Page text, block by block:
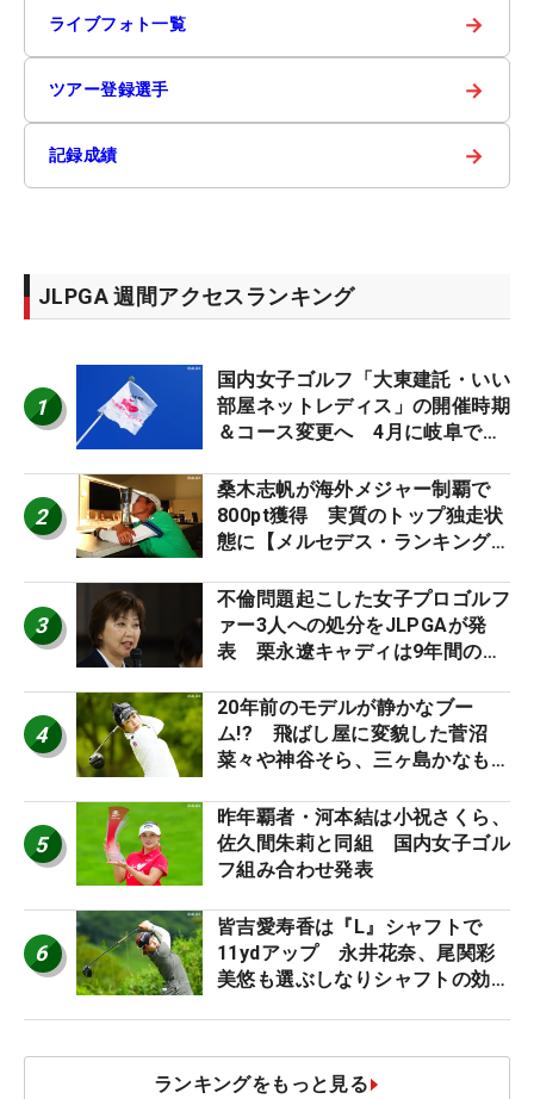
ライブフォト一覧 →
ツアー登録選手 →
記録成績 →
JLPGA 週間アクセスランキング
1
国内女子ゴルフ「大東建託・いい
部屋ネットレディス」の開催時期
＆コース変更へ 4月に岐阜で開
2
桑木志帆が海外メジャー制覇で
800pt獲得 実質のトップ独走状
態に【メルセデス・ランキング番
3
不倫問題起こした女子プロゴルフ
ァー3人への処分をJLPGAが発
表 栗永遼キャディは9年間の立
4
20年前のモデルが静かなブー
ム!? 飛ばし屋に変貌した菅沼
菜々や神谷そら、三ヶ島かなも使
ロたちの“飛ばしギア”】
5
昨年覇者・河本結は小祝さくら、
佐久間朱莉と同組 国内女子ゴル
フ組み合わせ発表
6
皆吉愛寿香は『L』シャフトで
11ydアップ 永井花奈、尾関彩
美悠も選ぶしなりシャフトの効果
ランキングをもっと見る